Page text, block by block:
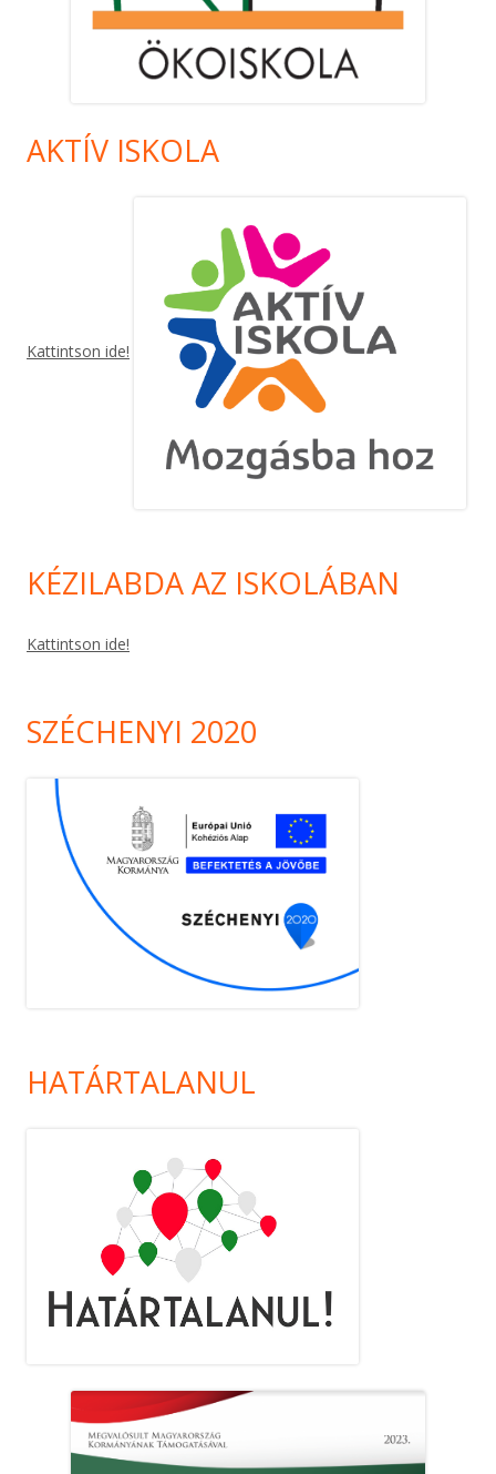
AKTÍV ISKOLA
Kattintson ide!
KÉZILABDA AZ ISKOLÁBAN
Kattintson ide!
SZÉCHENYI 2020
HATÁRTALANUL